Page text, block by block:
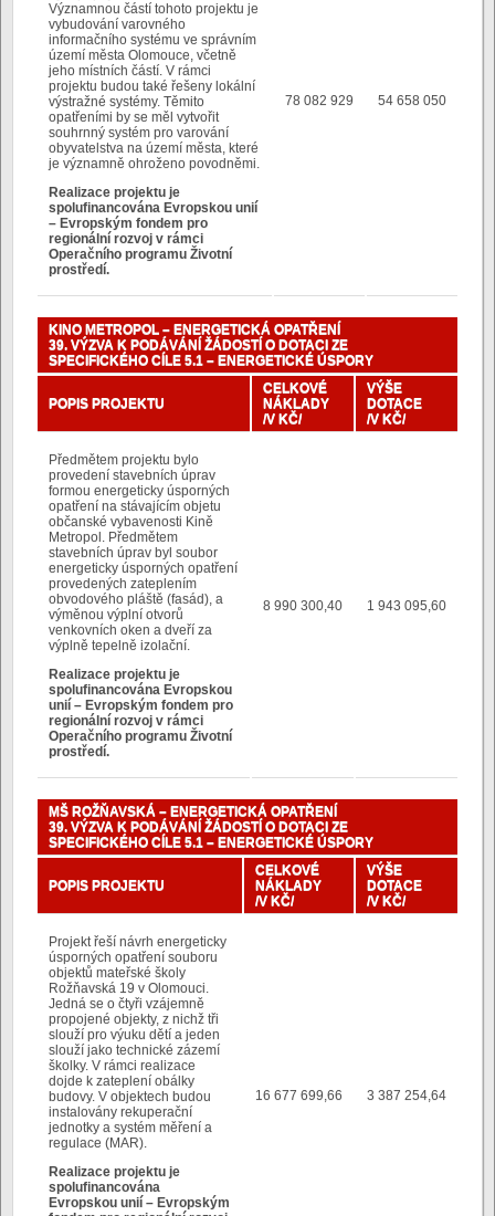
Významnou částí tohoto projektu je
vybudování varovného
informačního systému ve správním
území města Olomouce, včetně
jeho místních částí. V rámci
projektu budou také řešeny lokální
výstražné systémy. Těmito
opatřeními by se měl vytvořit
souhrnný systém pro varování
obyvatelstva na území města, které
je významně ohroženo povodněmi.
Realizace projektu je
spolufinancována Evropskou unií
– Evropským fondem pro
regionální rozvoj v rámci
Operačního programu Životní
prostředí.
78 082 929 54 658 050
KINO METROPOL – ENERGETICKÁ OPATŘENÍ
39. VÝZVA K PODÁVÁNÍ ŽÁDOSTÍ O DOTACI ZE
SPECIFICKÉHO CÍLE 5.1 – ENERGETICKÉ ÚSPORY
POPIS PROJEKTU
CELKOVÉ
NÁKLADY
/V KČ/
VÝŠE
DOTACE
/V KČ/
Předmětem projektu bylo
provedení stavebních úprav
formou energeticky úsporných
opatření na stávajícím objetu
občanské vybavenosti Kině
Metropol. Předmětem
stavebních úprav byl soubor
energeticky úsporných opatření
provedených zateplením
obvodového pláště (fasád), a
výměnou výplní otvorů
venkovních oken a dveří za
výplně tepelně izolační.
Realizace projektu je
spolufinancována Evropskou
unií – Evropským fondem pro
regionální rozvoj v rámci
Operačního programu Životní
prostředí.
8 990 300,40 1 943 095,60
MŠ ROŽŇAVSKÁ – ENERGETICKÁ OPATŘENÍ
39. VÝZVA K PODÁVÁNÍ ŽÁDOSTÍ O DOTACI ZE
SPECIFICKÉHO CÍLE 5.1 – ENERGETICKÉ ÚSPORY
POPIS PROJEKTU
CELKOVÉ
NÁKLADY
/V KČ/
VÝŠE
DOTACE
/V KČ/
Projekt řeší návrh energeticky
úsporných opatření souboru
objektů mateřské školy
Rožňavská 19 v Olomouci.
Jedná se o čtyři vzájemně
propojené objekty, z nichž tři
slouží pro výuku dětí a jeden
slouží jako technické zázemí
školky. V rámci realizace
dojde k zateplení obálky
budovy. V objektech budou
instalovány rekuperační
jednotky a systém měření a
regulace (MAR).
Realizace projektu je
spolufinancována
Evropskou unií – Evropským
16 677 699,66 3 387 254,64